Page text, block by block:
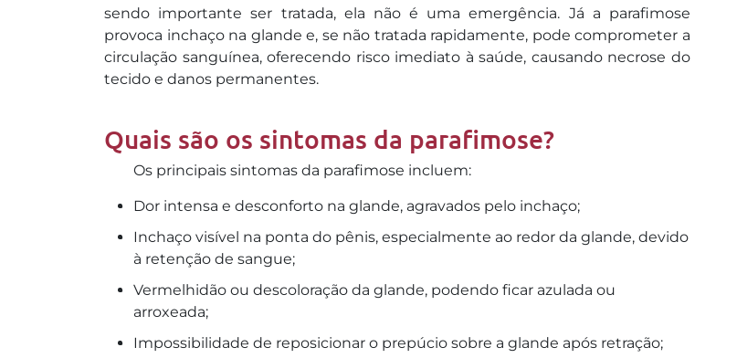
sendo importante ser tratada, ela não é uma emergência. Já a parafimose
provoca inchaço na glande e, se não tratada rapidamente, pode comprometer a
circulação sanguínea, oferecendo risco imediato à saúde, causando necrose do
tecido e danos permanentes.
Quais são os sintomas da parafimose?
Os principais sintomas da parafimose incluem:
Dor intensa e desconforto na glande, agravados pelo inchaço;
Inchaço visível na ponta do pênis, especialmente ao redor da glande, devido
à retenção de sangue;
Vermelhidão ou descoloração da glande, podendo ficar azulada ou
arroxeada;
Impossibilidade de reposicionar o prepúcio sobre a glande após retração;